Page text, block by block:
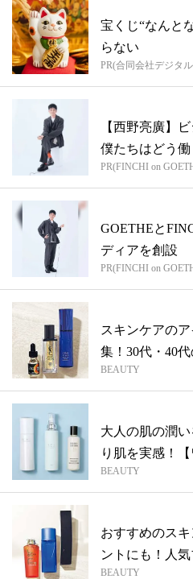
宝くじ“なんと
らない
PR(合同会社デジタ
【西野亮廣】
僕たちはどう働
PR(FINCHI on
GOETHEと
ディアを創設
PR(FINCHI on
スキンケアの
集！30代・40
テ...
BEAUTY
大人の肌の潤
り肌を実感！
編】
BEAUTY
おすすめのス
ントにも！人
BEAUTY